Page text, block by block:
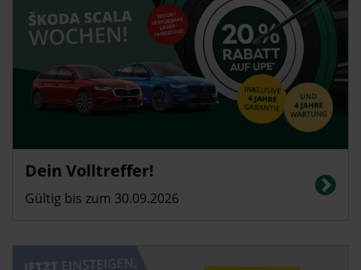
Dein Volltreffer!
Gültig bis zum 30.09.2026